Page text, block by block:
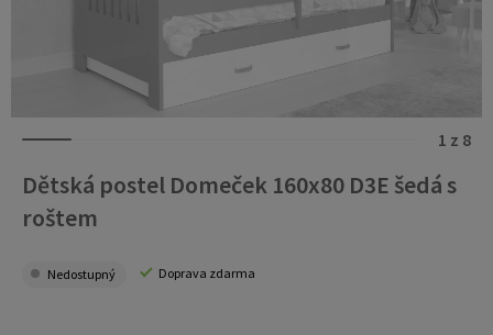
1 z 8
Dětská postel Domeček 160x80 D3E šedá s
roštem
Nedostupný Doprava zdarma